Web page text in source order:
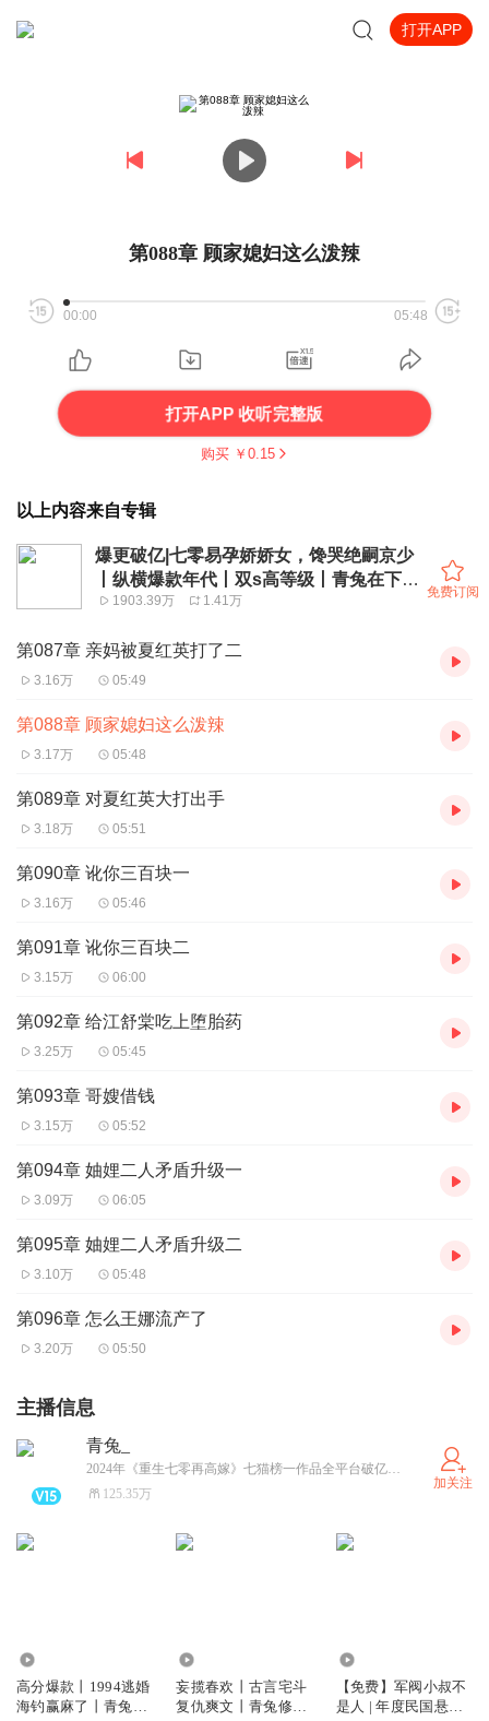
打开APP
第088章 顾家媳妇这么泼辣
00:00 05:48
打开APP 收听完整版
购买 ￥ 0.15
以上内容来自专辑
爆更破亿|七零易孕娇娇女，馋哭绝嗣京少
丨纵横爆款年代丨双s高等级丨青兔在下青
葱 1903.39万 1.41万
免费订阅
第087章 亲妈被夏红英打了二
3.16万 05:49
第088章 顾家媳妇这么泼辣
3.17万 05:48
第089章 对夏红英大打出手
3.18万 05:51
第090章 讹你三百块一
3.16万 05:46
第091章 讹你三百块二
3.15万 06:00
第092章 给江舒棠吃上堕胎药
3.25万 05:45
第093章 哥嫂借钱
3.15万 05:52
第094章 妯娌二人矛盾升级一
3.09万 06:05
第095章 妯娌二人矛盾升级二
3.10万 05:48
第096章 怎么王娜流产了
3.20万 05:50
主播信息
青兔_
2024年《重生七零再高嫁》七猫榜一作品全平台破亿影视剧作，好书每天爆更中。2023年青兔古言探案爆款王炸多人剧《仵作狂妃》完结，邀请央视团队；风水灵异言情小说《龙婆》已完结 ，豆瓣超高分；2024腾讯悬疑榜首作品《江城诡事》已完结，绝对拯救您书荒的四本书！
125.35万
加关注
高分爆款丨1994逃婚
海钓赢麻了丨青兔修
妄揽春欢丨古言宅斗
复仇爽文丨青兔修格
【免费】军阀小叔不
是人 | 年度民国悬疑